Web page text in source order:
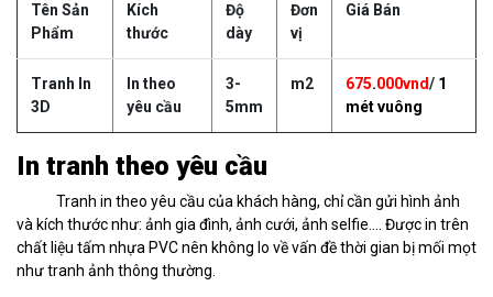
Tên Sản
Phẩm
Kích
thước
Độ
dày
Đơn
vị
Giá Bán
Tranh In
3D
In theo
yêu cầu
3-
5mm
m2 675.000vnd/ 1
mét vuông
In tranh theo yêu cầu
Tranh in theo yêu cầu của khách hàng, chỉ cần gửi hình ảnh
và kích thước như: ảnh gia đình, ảnh cưới, ảnh selfie…. Được in trên
chất liệu tấm nhựa PVC nên không lo về vấn đề thời gian bị mối mọt
như tranh ảnh thông thường.